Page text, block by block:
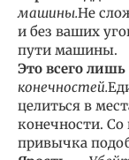
машины.Не
и без ваших
пути машины.
Это всего лишь
конечностей.
целиться в
конечности.
привычка